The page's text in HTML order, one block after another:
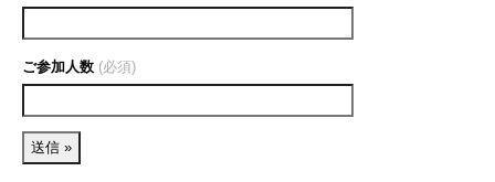
ご参加人数 (必須)